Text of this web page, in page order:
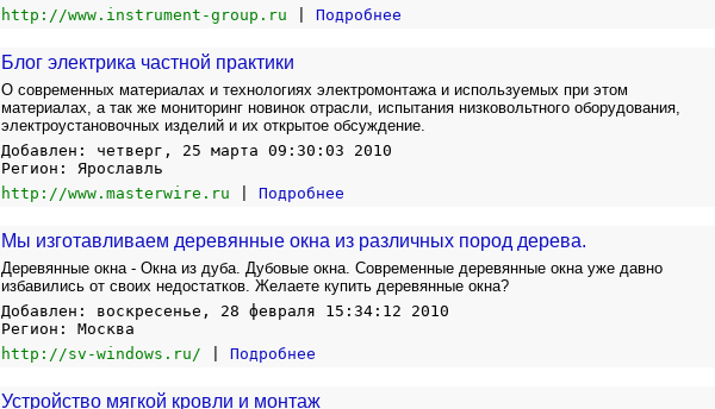
http://www.instrument-group.ru
Подробнее
Блог электрика частной практики
О современных материалах и технологиях электромонтажа и используемых при этом
материалах, а так же мониторинг новинок отрасли, испытания низковольтного оборудования,
электроустановочных изделий и их открытое обсуждение.
Добавлен: четверг, 25 марта 09:30:03 2010
Регион: Ярославль
http://www.masterwire.ru
Подробнее
Мы изготавливаем деревянные окна из различных пород дерева.
Деревянные окна - Окна из дуба. Дубовые окнa. Современные деревянные окна уже давно
избавились от своих недостатков. Желаете купить деревянные окна?
Добавлен: воскресенье, 28 февраля 15:34:12 2010
Регион: Москва
http://sv-windows.ru/
Подробнее
Устройство мягкой кровли и монтаж